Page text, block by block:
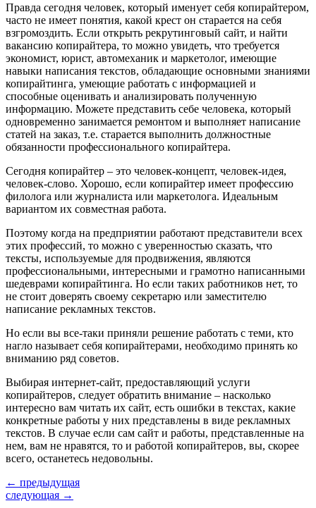
Правда сегодня человек, который именует себя копирайтером,
часто не имеет понятия, какой крест он старается на себя
взгромоздить. Если открыть рекрутинговый сайт, и найти
вакансию копирайтера, то можно увидеть, что требуется
экономист, юрист, автомеханик и маркетолог, имеющие
навыки написания текстов, обладающие основными знаниями
копирайтинга, умеющие работать с информацией и
способные оценивать и анализировать полученную
информацию. Можете представить себе человека, который
одновременно занимается ремонтом и выполняет написание
статей на заказ, т.е. старается выполнить должностные
обязанности профессионального копирайтера.
Сегодня копирайтер – это человек-концепт, человек-идея,
человек-слово. Хорошо, если копирайтер имеет профессию
филолога или журналиста или маркетолога. Идеальным
вариантом их совместная работа.
Поэтому когда на предприятии работают представители всех
этих профессий, то можно с уверенностью сказать, что
тексты, используемые для продвижения, являются
профессиональными, интересными и грамотно написанными
шедеврами копирайтинга. Но если таких работников нет, то
не стоит доверять своему секретарю или заместителю
написание рекламных текстов.
Но если вы все-таки приняли решение работать с теми, кто
нагло называет себя копирайтерами, необходимо принять ко
вниманию ряд советов.
Выбирая интернет-сайт, предоставляющий услуги
копирайтеров, следует обратить внимание – насколько
интересно вам читать их сайт, есть ошибки в текстах, какие
конкретные работы у них представлены в виде рекламных
текстов. В случае если сам сайт и работы, представленные на
нем, вам не нравятся, то и работой копирайтеров, вы, скорее
всего, останетесь недовольны.
← предыдущая
следующая →